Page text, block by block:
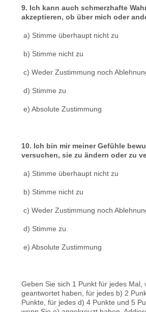
9. Ich kann auch schmerzhafte
akzeptieren, ob über mich oder
a) Stimme überhaupt nicht zu
b) Stimme nicht zu
c) Weder Zustimmung noch
d) Stimme zu
e) Absolute Zustimmung
10. Ich bin mir meiner Gefühle
versuchen, sie zu ändern oder zu
a) Stimme überhaupt nicht zu
b) Stimme nicht zu
c) Weder Zustimmung noch
d) Stimme zu
e) Absolute Zustimmung
Geben Sie sich 1 Punkt für jedes Mal,
geantwortet haben, für jedes b) 2
Punkte, für jedes d) 4 Punkte und 5